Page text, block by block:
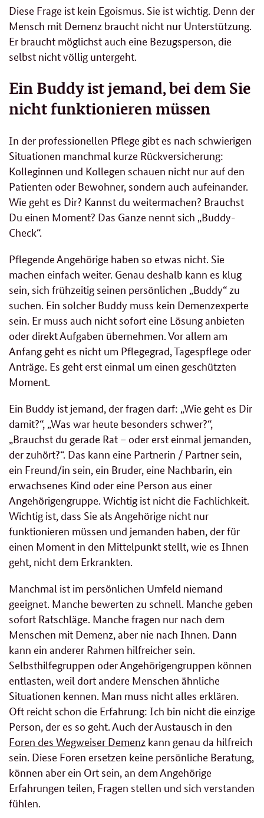
Diese Frage ist kein Egoismus. Sie ist wichtig. Denn der
Mensch mit Demenz braucht nicht nur Unterstützung.
Er braucht möglichst auch eine Bezugsperson, die
selbst nicht völlig untergeht.
Ein Buddy ist jemand, bei dem Sie
nicht funktionieren müssen
In der professionellen Pflege gibt es nach schwierigen
Situationen manchmal kurze Rückversicherung:
Kolleginnen und Kollegen schauen nicht nur auf den
Patienten oder Bewohner, sondern auch aufeinander.
Wie geht es Dir? Kannst du weitermachen? Brauchst
Du einen Moment? Das Ganze nennt sich „Buddy-
Check“.
Pflegende Angehörige haben so etwas nicht. Sie
machen einfach weiter. Genau deshalb kann es klug
sein, sich frühzeitig seinen persönlichen „Buddy“ zu
suchen. Ein solcher Buddy muss kein Demenzexperte
sein. Er muss auch nicht sofort eine Lösung anbieten
oder direkt Aufgaben übernehmen. Vor allem am
Anfang geht es nicht um Pflegegrad, Tagespflege oder
Anträge. Es geht erst einmal um einen geschützten
Moment.
Ein Buddy ist jemand, der fragen darf: „Wie geht es Dir
damit?“, „Was war heute besonders schwer?“,
„Brauchst du gerade Rat – oder erst einmal jemanden,
der zuhört?“. Das kann eine Partnerin / Partner sein,
ein Freund/in sein, ein Bruder, eine Nachbarin, ein
erwachsenes Kind oder eine Person aus einer
Angehörigengruppe. Wichtig ist nicht die Fachlichkeit.
Wichtig ist, dass Sie als Angehörige nicht nur
funktionieren müssen und jemanden haben, der für
einen Moment in den Mittelpunkt stellt, wie es Ihnen
geht, nicht dem Erkrankten.
Manchmal ist im persönlichen Umfeld niemand
geeignet. Manche bewerten zu schnell. Manche geben
sofort Ratschläge. Manche fragen nur nach dem
Menschen mit Demenz, aber nie nach Ihnen. Dann
kann ein anderer Rahmen hilfreicher sein.
Selbsthilfegruppen oder Angehörigengruppen können
entlasten, weil dort andere Menschen ähnliche
Situationen kennen. Man muss nicht alles erklären.
Oft reicht schon die Erfahrung: Ich bin nicht die einzige
Person, der es so geht. Auch der Austausch in den
Foren des Wegweiser Demenz kann genau da hilfreich
sein. Diese Foren ersetzen keine persönliche Beratung,
können aber ein Ort sein, an dem Angehörige
Erfahrungen teilen, Fragen stellen und sich verstanden
fühlen.